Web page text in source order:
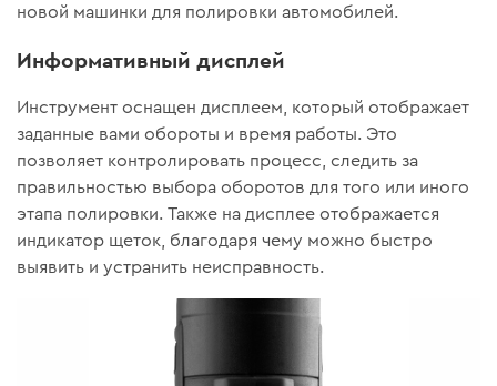
новой машинки для полировки автомобилей.
Информативный дисплей
Инструмент оснащен дисплеем, который отображает
заданные вами обороты и время работы. Это
позволяет контролировать процесс, следить за
правильностью выбора оборотов для того или иного
этапа полировки. Также на дисплее отображается
индикатор щеток, благодаря чему можно быстро
выявить и устранить неисправность.